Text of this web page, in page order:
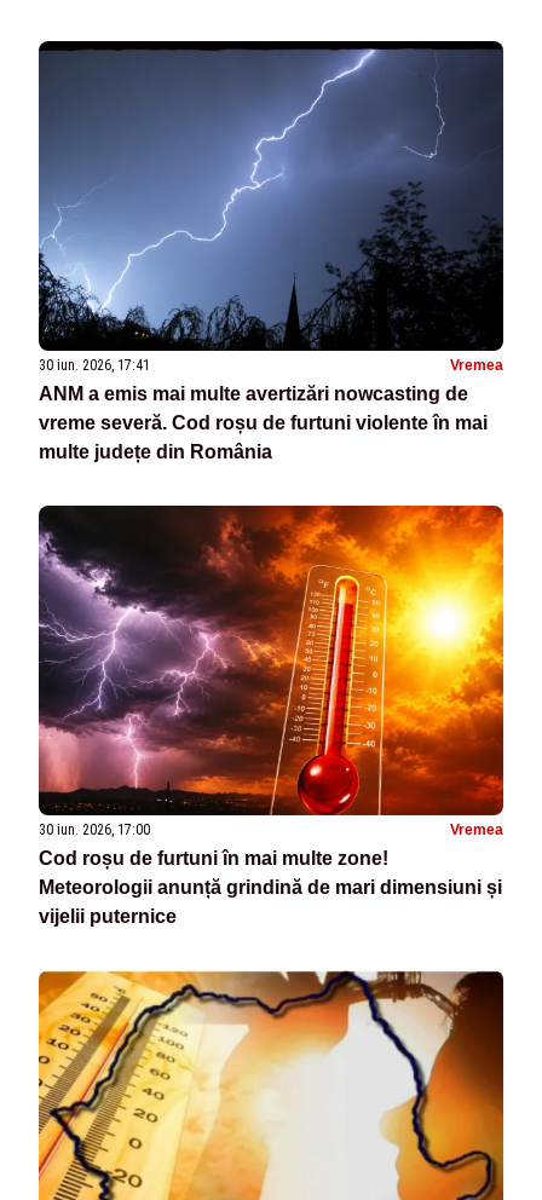
30 iun. 2026, 17:41 Vremea
ANM a emis mai multe avertizări nowcasting de
vreme severă. Cod roșu de furtuni violente în mai
multe județe din România
30 iun. 2026, 17:00 Vremea
Cod roșu de furtuni în mai multe zone!
Meteorologii anunță grindină de mari dimensiuni și
vijelii puternice